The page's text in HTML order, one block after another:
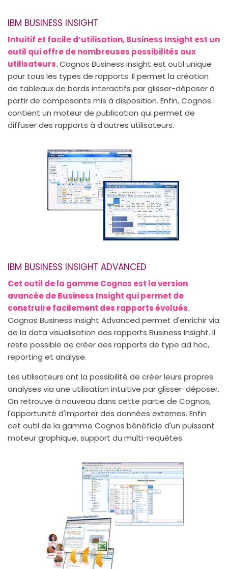
IBM BUSINESS INSIGHT
Intuitif et facile d’utilisation, Business Insight est un
outil qui offre de nombreuses possibilités aux
utilisateurs.Cognos Business Insight est outil unique
pour tous les types de rapports. Il permet la création
de tableaux de bords interactifs par glisser-déposer à
partir de composants mis à disposition. Enfin, Cognos
contient un moteur de publication qui permet de
diffuser des rapports à d’autres utilisateurs.
IBM BUSINESS INSIGHT ADVANCED
Cet outil de la gamme Cognos est la version
avancée de Business Insight qui permet de
construire facilement des rapports évolués.
Cognos Business Insight Advanced permet d'enrichir via
de la data visualisation des rapports Business Insight. Il
reste possible de créer des rapports de type ad hoc,
reporting et analyse.
Les utilisateurs ont la possibilité de créer leurs propres
analyses via une utilisation intuitive par glisser-déposer.
On retrouve à nouveau dans cette partie de Cognos,
l'opportunité d'importer des données externes. Enfin
cet outil de la gamme Cognos bénéficie d'un puissant
moteur graphique, support du multi-requêtes.